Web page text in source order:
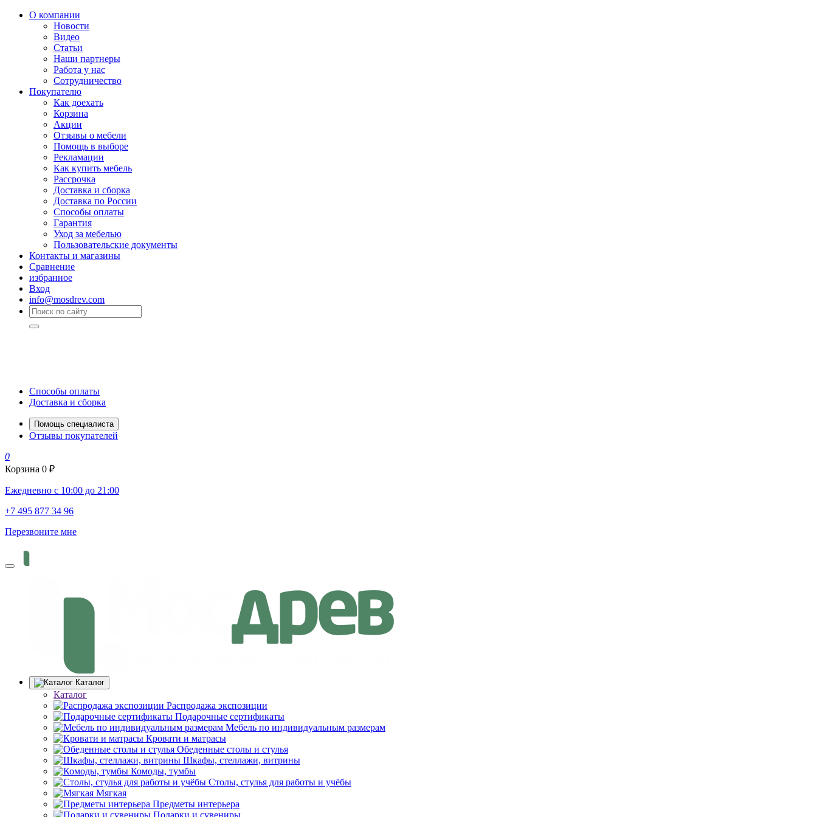
О компании
Новости
Видео
Статьи
Наши партнеры
Работа у нас
Сотрудничество
Покупателю
Как доехать
Корзина
Акции
Отзывы о мебели
Помощь в выборе
Рекламации
Как купить мебель
Рассрочка
Доставка и сборка
Доставка по России
Способы оплаты
Гарантия
Уход за мебелью
Пользовательские документы
Контакты и магазины
Сравнение
избранное
Вход
info@mosdrev.com
Способы оплаты
Доставка и сборка
Помощь специалиста
Отзывы покупателей
0
Корзина 0 ₽
Ежедневно с 10:00 до 21:00
+7 495 877 34 96
Перезвоните мне
Каталог
Каталог
Распродажа экспозиции
Подарочные сертификаты
Мебель по индивидуальным размерам
Кровати и матрасы
Обеденные столы и стулья
Шкафы, стеллажи, витрины
Комоды, тумбы
Столы, стулья для работы и учёбы
Мягкая
Предметы интерьера
Подарки и сувениры